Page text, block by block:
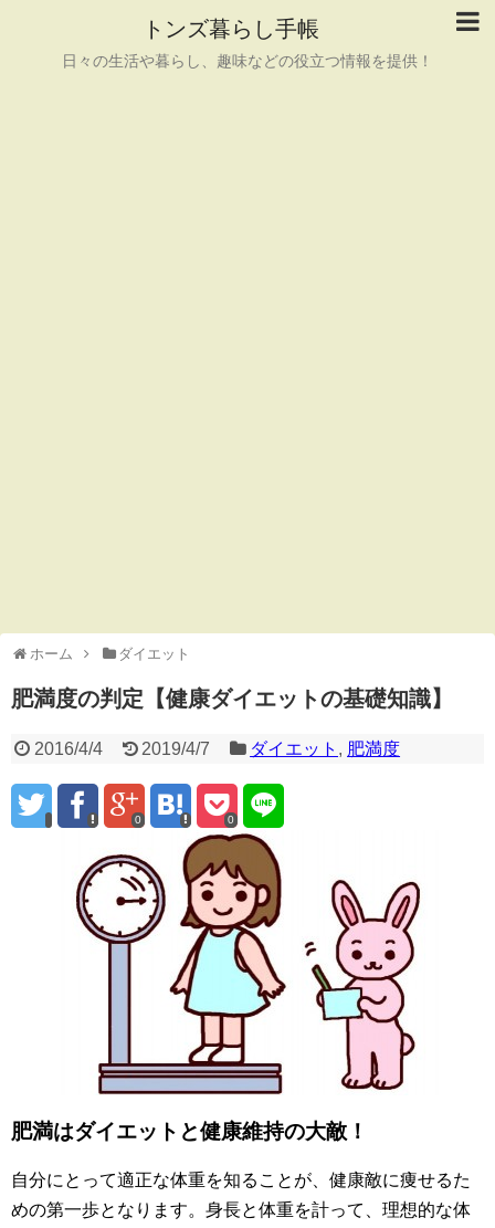
トンズ暮らし手帳
日々の生活や暮らし、趣味などの役立つ情報を提供！
ホーム ダイエット
肥満度の判定【健康ダイエットの基礎知識】
2016/4/4 2019/4/7 ダイエット , 肥満度
0 0
肥満はダイエットと健康維持の大敵！
自分にとって適正な体重を知ることが、健康敵に痩せるた
めの第一歩となります。身長と体重を計って、理想的な体